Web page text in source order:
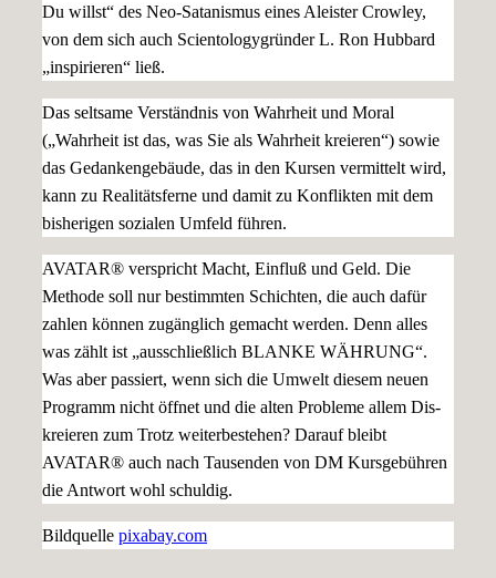
Du willst“ des Neo-Satanismus eines Aleister Crowley,
von dem sich auch Scientologygründer L. Ron Hubbard
„inspirieren“ ließ.
Das seltsame Verständnis von Wahrheit und Moral
(„Wahrheit ist das, was Sie als Wahrheit kreieren“) sowie
das Gedankengebäude, das in den Kursen vermittelt wird,
kann zu Realitätsferne und damit zu Konflikten mit dem
bisherigen sozialen Umfeld führen.
AVATAR® verspricht Macht, Einfluß und Geld. Die
Methode soll nur bestimmten Schichten, die auch dafür
zahlen können zugänglich gemacht werden. Denn alles
was zählt ist „ausschließlich BLANKE WÄHRUNG“.
Was aber passiert, wenn sich die Umwelt diesem neuen
Programm nicht öffnet und die alten Probleme allem Dis-
kreieren zum Trotz weiterbestehen? Darauf bleibt
AVATAR® auch nach Tausenden von DM Kursgebühren
die Antwort wohl schuldig.
Bildquelle pixabay.com